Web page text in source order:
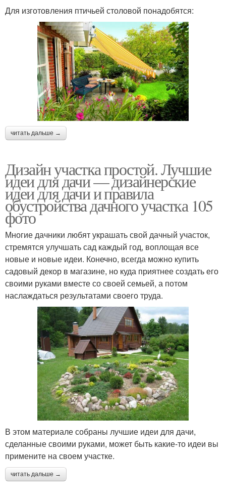
Для изготовления птичьей столовой понадобятся:
читать дальше →
Дизайн участка простой. Лучшие
идеи для дачи — дизайнерские
идеи для дачи и правила
обустройства дачного участка 105
фото
Многие дачники любят украшать свой дачный участок,
стремятся улучшать сад каждый год, воплощая все
новые и новые идеи. Конечно, всегда можно купить
садовый декор в магазине, но куда приятнее создать его
своими руками вместе со своей семьей, а потом
наслаждаться результатами своего труда.
В этом материале собраны лучшие идеи для дачи,
сделанные своими руками, может быть какие-то идеи вы
примените на своем участке.
читать дальше →